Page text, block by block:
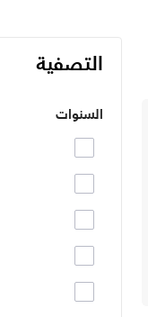
التصفية
السنوات